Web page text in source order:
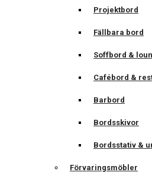
Projektbord
Fällbara bord
Soffbord &
Cafébord &
Barbord
Bordsskivor
Bordsstativ &
Förvaringsmöbler